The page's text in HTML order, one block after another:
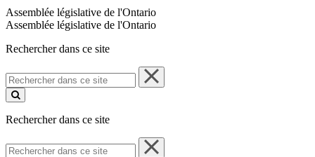
Assemblée législative de l'Ontario
Assemblée législative de l'Ontario
Rechercher dans ce site
Rechercher
dans
ce
Rechercher dans ce site
Rechercher